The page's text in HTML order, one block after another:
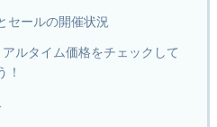
セールの開催状況
アルタイム価格をチェックして
！